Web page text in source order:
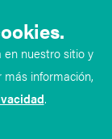
en nuestro sitio y
información,
.